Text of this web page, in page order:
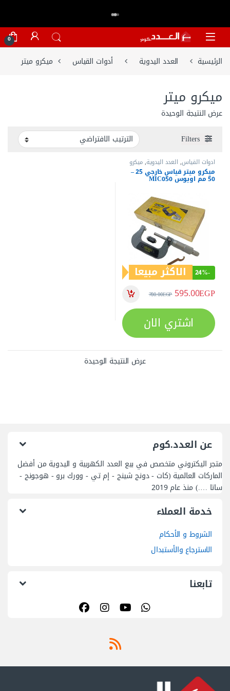
Skip to navigation
Skip to content
0
الرئيسية العدد اليدوية أدوات القياس ميكرو ميتر
ميكرو ميتر
عرض النتيجة الوحيدة
Filters
أدوات القياس, العدد اليدوية,ميكرو
ميتر ميكرو ميتر قياس خارجي 25 –
50 مم اويوس MIC050
-
24% الاكثر مبيعا
595.00EGP
780.00EGP
اشتري الان
عرض النتيجة الوحيدة
عن العدد.كوم
متجر اليكتروني متخصص في بيع العدد الكهربية و اليدوية من أفضل
الماركات العالمية (كات - دونج شينج - إم تي - وورك برو - هوجونج -
ساتا ….) منذ عام 2019
خدمة العملاء
الشروط و الأحكام
الاسترجاع والأستبدال
تابعنا